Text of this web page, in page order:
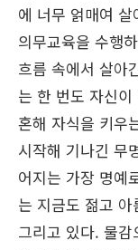
에 너무 얽매여
의무교육을 수행
흐름 속에서 살아
는 한 번도 자신
혼해 자식을 키우
시작해 기나긴 무
어지는 가장 명예
는 지금도 젊고
그리고 있다. 물